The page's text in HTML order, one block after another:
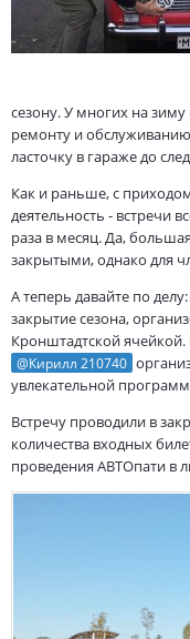
сезону. У многих на
ремонту и
ласточку в гараже до
Как и раньше, с
деятельность - встречи
раза в месяц. Да,
закрытыми, однако для
А теперь давайте по
закрытие сезона,
Кронштадтской ячейкой.
@Кирилл 210740
увлекательной
Встречу проводили в
количества входных
проведения АВТОпати в